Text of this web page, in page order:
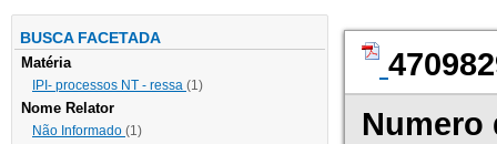
BUSCA FACETADA
Matéria
IPI- processos NT - ressa (1)
Nome Relator
Não Informado (1)
Numero